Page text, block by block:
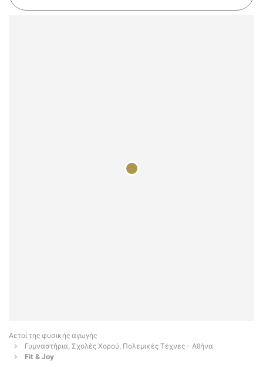
Αετοί της φυσικής αγωγής
Γυμναστήρια, Σχολές Χορού, Πολεμικές Τέχνες - Αθήνα
Fit & Joy